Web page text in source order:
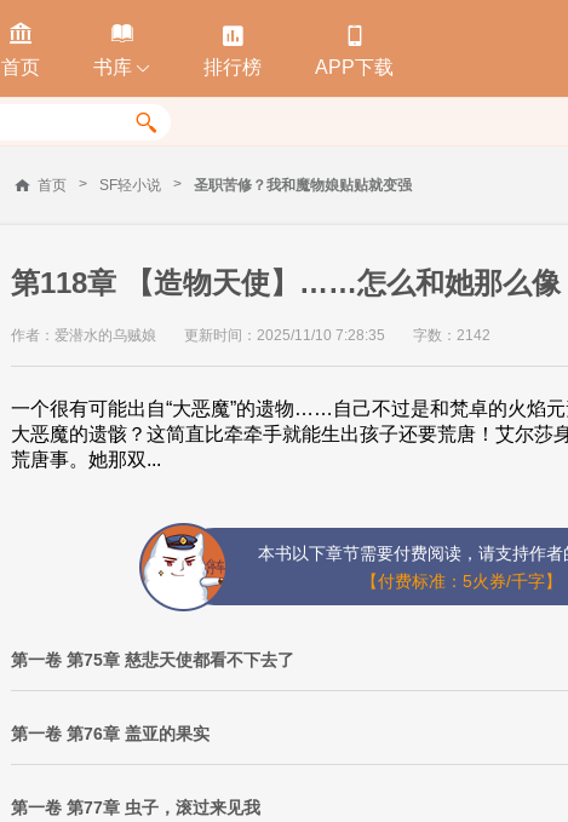

首页

书库 

排行榜

APP下载

首页 > SF轻小说 > 圣职苦修？我和魔物娘贴贴就变强
第118章 【造物天使】……怎么和她那么像
作者：爱潜水的乌贼娘 更新时间：2025/11/10 7:28:35 字数：2142
一个很有可能出自“大恶魔”的遗物……自己不过是和梵卓的火焰
大恶魔的遗骸？这简直比牵牵手就能生出孩子还要荒唐！艾尔莎
荒唐事。她那双...
本书以下章节需要付费阅读，请支持作者
【付费标准：5火券/千字】
第一卷 第75章 慈悲天使都看不下去了
第一卷 第76章 盖亚的果实
第一卷 第77章 虫子，滚过来见我